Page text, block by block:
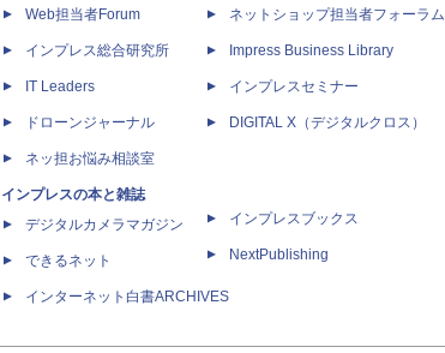
Web担当者Forum
インプレス総合研究所
IT Leaders
ドローンジャーナル
ネッ担お悩み相談室
インプレスの本と雑誌
デジタルカメラマガジン
できるネット
インターネット白書ARCHIVES
ネットショップ担当者フォーラム
Impress Business Library
インプレスセミナー
DIGITAL X（デジタルクロス）
インプレスブックス
NextPublishing